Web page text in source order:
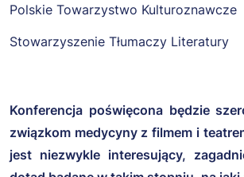
Polskie Towarzystwo Kulturoznawcze
Stowarzyszenie Tłumaczy Literatury
Konferencja poświęcona będzie
związkom medycyny z filmem i
jest niezwykle interesujący,